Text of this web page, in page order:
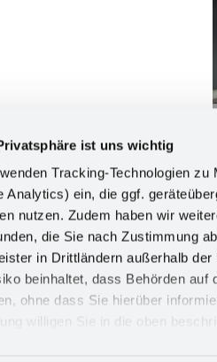
ist uns wichtig
Tracking-Technologien
Analytics) ein, die ggf.
nutzen. Zudem haben wir
die Sie nach Zustimmung
in Drittländern außerhalb
beinhaltet, dass Behörden
ohne dass Sie hierüber
willigen Sie in die oben